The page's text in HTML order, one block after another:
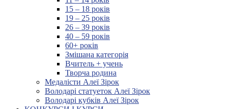
15 – 18 років
19 – 25 років
26 – 39 років
40 – 59 років
60+ років
Змішана категорія
Вчитель + учень
Творча родина
Медалісти Алеї Зірок
Володарі статуеток Алеї Зірок
Володарі кубків Алеї Зірок